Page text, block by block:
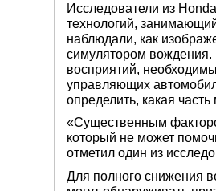
Исследователи из
технологий,
наблюдали, как
симулятором вождения.
восприятий,
управляющих
определить, какая
«Существенным
который не может
отметил один из
Для полного снижения